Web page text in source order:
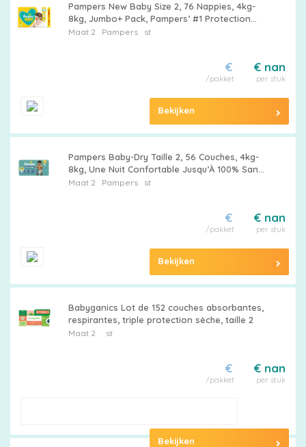
maat
Pampers
Extra
Billendoekjes
Merken
vergelijken
Pampers New Baby Size 2, 76 Nappies, 4kg-
8kg, Jumbo+ Pack, Pampers’ #1 Protection
For Sensitive Newborn Skin
Maat 2 Pampersst
€ nan
per stuk
€
/pakket
Bekijken
Pampers Baby-Dry Taille 2, 56 Couches, 4kg-
8kg, Une Nuit Confortable Jusqu’À 100% Sans
Fuites
Maat 2 Pampersst
€ nan
per stuk
€
/pakket
Bekijken
Babyganics Lot de 152 couches absorbantes,
respirantes, triple protection sèche, taille 2
Maat 2 st
€ nan
per stuk
€
/pakket
Bekijken